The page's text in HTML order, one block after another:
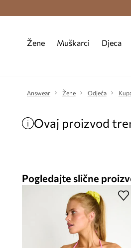
Žene Muškarci Djeca
Answear Žene Odjeća
Ovaj proizvod
Pogledajte slične